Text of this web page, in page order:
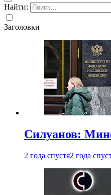
Найти:
Заголовки
Силуанов:
2 года спустя2 года